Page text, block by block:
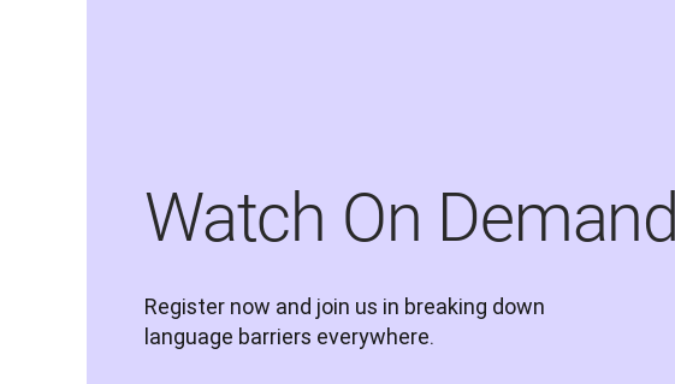
Watch On Demand
Register now and join us in breaking down
language barriers everywhere.